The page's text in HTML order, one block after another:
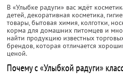
В «Улыбке радуги» вас ждёт
детей, декоративная косметика,
товары, бытовая химия, колготки,
корма для домашних питомцев и
найти продукцию известных
брендов, которая отличается
ценой.
Почему с «Улыбкой радуги»